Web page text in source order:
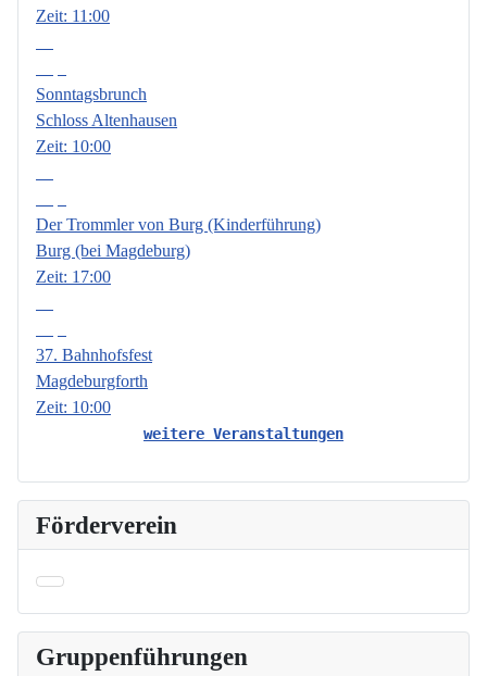
Zeit: 11:00
Sonntagsbrunch
Schloss Altenhausen
Zeit: 10:00
Der Trommler von Burg (Kinderführung)
Burg (bei Magdeburg)
Zeit: 17:00
37. Bahnhofsfest
Magdeburgforth
Zeit: 10:00
weitere Veranstaltungen
Förderverein
Gruppenführungen